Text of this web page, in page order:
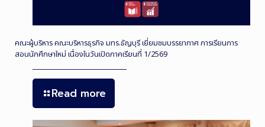
คณะผู้บริหาร คณะบริหารธุรกิจ มทร.ธัญบุรี เยี่ยมชมบรรยากาศ การเรียนการ
สอนนักศึกษาใหม่ เนื่องในวันเปิดภาคเรียนที่ 1/2569
Read more